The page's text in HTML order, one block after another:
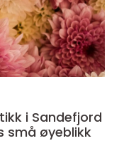
i Sandefjord
små øyeblikk